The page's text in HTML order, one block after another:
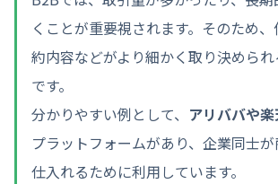
くことが重要視されます。そのため
約内容などがより細かく取り決めら
です。
分かりやすい例として、 アリババや
プラットフォームがあり、企業同士
仕入れるために利用しています。